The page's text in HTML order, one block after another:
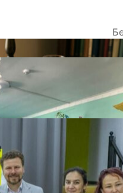
Акыркы жаңылыктар
ПРЕЗИДЕНТТИН
ШАХМАТ ИЙРИМИ
06.08.2026
СҮЛҮКТҮ: ӨЗГӨЧӨ
ҮЧҮН БОРБОР